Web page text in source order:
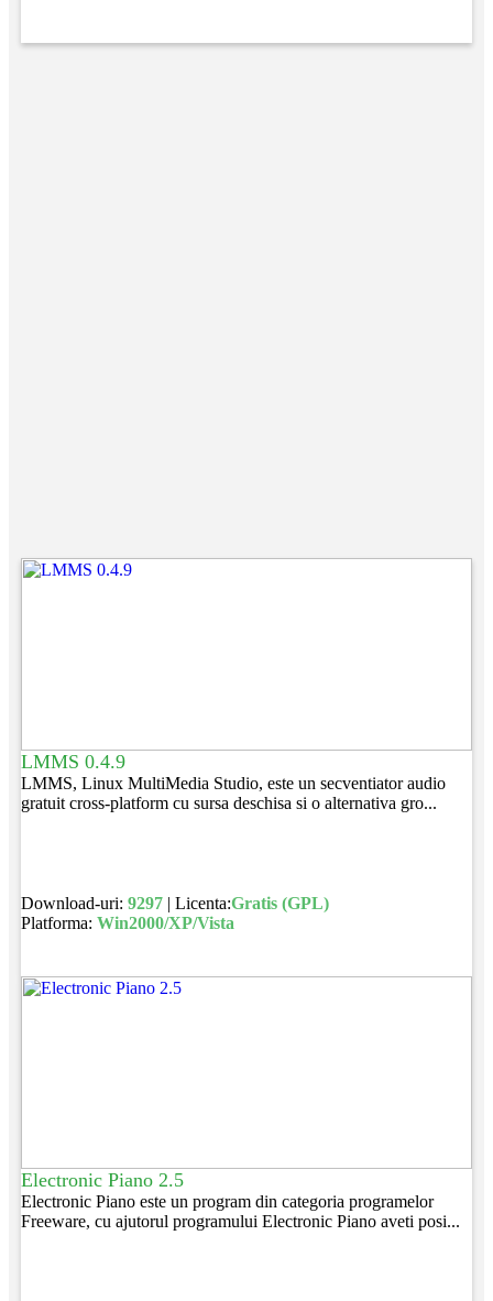
LMMS 0.4.9
LMMS, Linux MultiMedia Studio, este un secventiator audio
gratuit cross-platform cu sursa deschisa si o alternativa gro...
Download-uri: 9297| Licenta:Gratis (GPL)
Platforma: Win2000/XP/Vista
Electronic Piano 2.5
Electronic Piano este un program din categoria programelor
Freeware, cu ajutorul programului Electronic Piano aveti posi...